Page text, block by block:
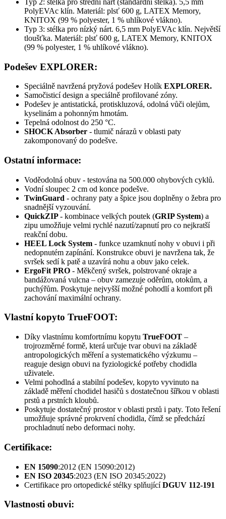
PolyEVAc klín. Materiál: plsť 600 g, LATEX Memory,
KNITOX (99 % polyester, 1 % uhlíkové vlákno).
Typ 3: stélka pro nízký nárt. 6,5 mm PolyEVAc klín. Největší
tloušťka. Materiál: plsť 600 g, LATEX Memory, KNITOX
(99 % polyester, 1 % uhlíkové vlákno).
Podešev EXPLORER:
Speciálně navržená pryžová podešev Holík EXPLORER.
Samočisticí design a speciálně profilované zóny.
Podešev je antistatická, protiskluzová, odolná vůči olejům,
kyselinám a pohonným hmotám.
Tepelná odolnost do 250 °C.
SHOCK Absorber - tlumič nárazů v oblasti paty
zakomponovaný do podešve.
Ostatní informace:
Voděodolná obuv - testována na 500.000 ohybových cyklů.
Vodní sloupec 2 cm od konce podešve.
TwinGuard - ochrany paty a špice jsou doplněny o žebra pro
snadnější vyzouvání.
QuickZIP- kombinace velkých poutek (GRIP System) a
zipu umožňuje velmi rychlé nazutí/zapnutí pro co nejkratší
reakční dobu.
HEEL Lock System - funkce uzamknutí nohy v obuvi i při
nedopnutém zapínání. Konstrukce obuvi je navržena tak, že
svršek sedí k patě a uzavírá nohu a obuv jako celek.
ErgoFit PRO - Měkčený svršek, polstrované okraje a
bandážovaná vulcna – obuv zamezuje oděrům, otokům, a
puchýřům. Poskytuje nejvyšší možné pohodlí a komfort při
zachování maximální ochrany.
Vlastní kopyto TrueFOOT:
Díky vlastnímu komfortnímu kopytu TrueFOOT –
trojrozměrné formě, která určuje tvar obuvi na základě
antropologických měření a systematického výzkumu –
reaguje design obuvi na fyziologické potřeby chodidla
uživatele.
Velmi pohodlná a stabilní podešev, kopyto vyvinuto na
základě měření chodidel hasičů s dostatečnou šířkou v oblasti
prstů a prstních kloubů.
Poskytuje dostatečný prostor v oblasti prstů i paty. Toto řešení
umožňuje správné prokrvení chodidla, čímž se předchází
prochladnutí nebo deformaci nohy.
Certifikace:
EN 15090:2012 (EN 15090:2012)
EN ISO 20345:2023 (EN ISO 20345:2022)
Certifikace pro ortopedické stélky splňujícíDGUV 112-191
Vlastnosti obuvi: